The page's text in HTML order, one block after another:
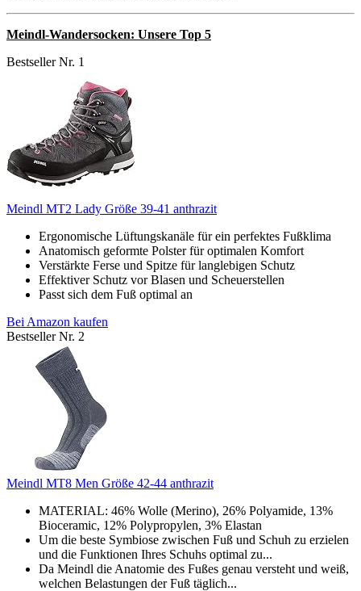
Meindl-Wandersocken: Unsere Top 5
Bestseller Nr. 1
Meindl MT2 Lady Größe 39-41 anthrazit
Ergonomische Lüftungskanäle für ein perfektes Fußklima
Anatomisch geformte Polster für optimalen Komfort
Verstärkte Ferse und Spitze für langlebigen Schutz
Effektiver Schutz vor Blasen und Scheuerstellen
Passt sich dem Fuß optimal an
Bei Amazon kaufen
Bestseller Nr. 2
Meindl MT8 Men Größe 42-44 anthrazit
MATERIAL: 46% Wolle (Merino), 26% Polyamide, 13%
Bioceramic, 12% Polypropylen, 3% Elastan
Um die beste Symbiose zwischen Fuß und Schuh zu erzielen
und die Funktionen Ihres Schuhs optimal zu...
Da Meindl die Anatomie des Fußes genau versteht und weiß,
welchen Belastungen der Fuß täglich...